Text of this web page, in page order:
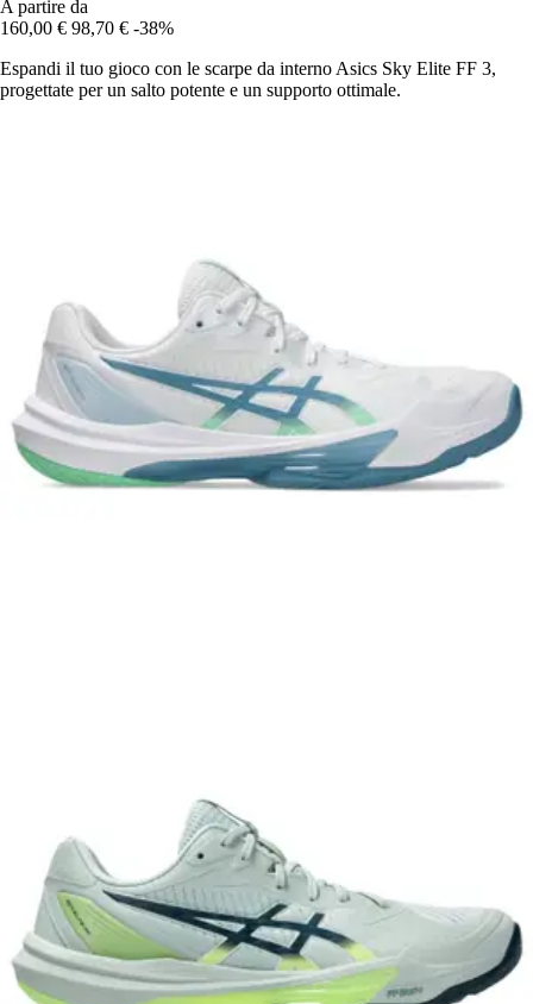
A partire da
160,00 € 98,70 € -38%
Espandi il tuo gioco con le scarpe da interno Asics Sky Elite FF 3,
progettate per un salto potente e un supporto ottimale.